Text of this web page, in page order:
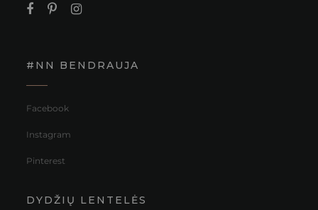
#NN BENDRAUJA
Facebook
Instagram
Pinterest
DYDŽIŲ LENTELĖS